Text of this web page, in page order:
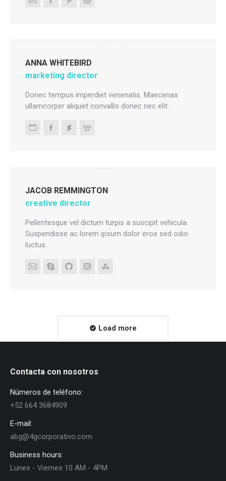
E-
Facebook
PinterestInstagram
ANNA WHITEBIRD
marketing director
Donec tempus imperdiet venenatis. Maecenas
ullamcorper aliquet convallis donec nec elit.
PersonalFacebook
Deviantart
500px
JACOB REMMINGTON
creative director
Pellentesque vel dictum turpis a suscipit vehicula.
Suspendisse ac lorem ipsum dolor eros sed odio
luctus.
E-
SkypeGithubInstagramStumbleupon
Load more
Contacta con nosotros
Números de teléfono:
+52 664 3684909
E-mail:
abg@4gcorporativo.com
Business hours:
Lunes - Viernes 10 AM - 4PM